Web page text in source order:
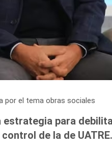
por el tema obras sociales
estrategia para
de la de UATRE.